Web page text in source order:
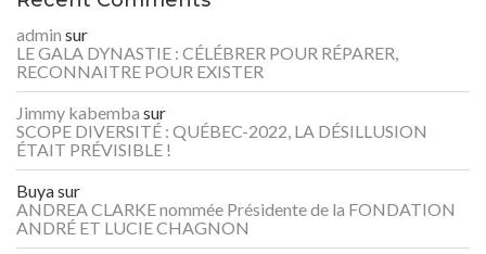
admin sur
LE GALA DYNASTIE : CÉLÉBRER POUR RÉPARER,
RECONNAITRE POUR EXISTER
Jimmy kabemba sur
SCOPE DIVERSITÉ : QUÉBEC-2022, LA DÉSILLUSION
ÉTAIT PRÉVISIBLE !
Buyasur
ANDREA CLARKE nommée Présidente de la FONDATION
ANDRÉ ET LUCIE CHAGNON